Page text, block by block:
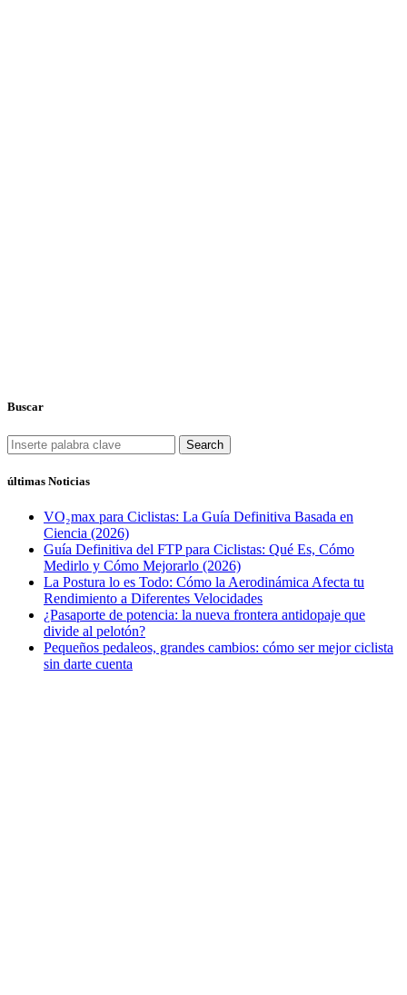
Buscar
Search
últimas Noticias
VO₂max para Ciclistas: La Guía Definitiva Basada en
Ciencia (2026)
Guía Definitiva del FTP para Ciclistas: Qué Es, Cómo
Medirlo y Cómo Mejorarlo (2026)
La Postura lo es Todo: Cómo la Aerodinámica Afecta tu
Rendimiento a Diferentes Velocidades
¿Pasaporte de potencia: la nueva frontera antidopaje que
divide al pelotón?
Pequeños pedaleos, grandes cambios: cómo ser mejor ciclista
sin darte cuenta